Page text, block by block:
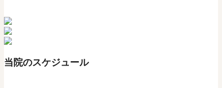
当院のスケジュール